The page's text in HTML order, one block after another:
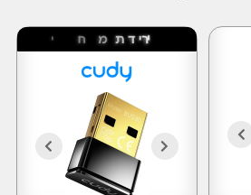
ירידת מח י